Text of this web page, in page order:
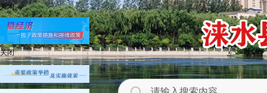
关闭
关闭